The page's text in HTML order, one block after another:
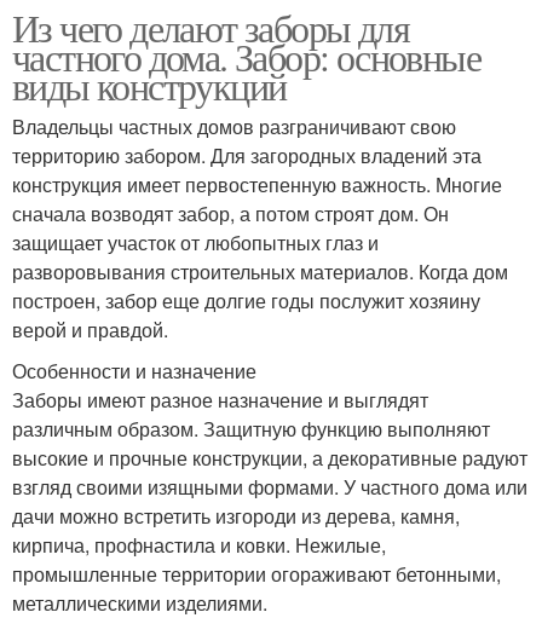
Из чего делают заборы для
частного дома. Забор: основные
виды конструкций
Владельцы частных домов разграничивают свою
территорию забором. Для загородных владений эта
конструкция имеет первостепенную важность. Многие
сначала возводят забор, а потом строят дом. Он
защищает участок от любопытных глаз и
разворовывания строительных материалов. Когда дом
построен, забор еще долгие годы послужит хозяину
верой и правдой.
Особенности и назначение
Заборы имеют разное назначение и выглядят
различным образом. Защитную функцию выполняют
высокие и прочные конструкции, а декоративные радуют
взгляд своими изящными формами. У частного дома или
дачи можно встретить изгороди из дерева, камня,
кирпича, профнастила и ковки. Нежилые,
промышленные территории огораживают бетонными,
металлическими изделиями.